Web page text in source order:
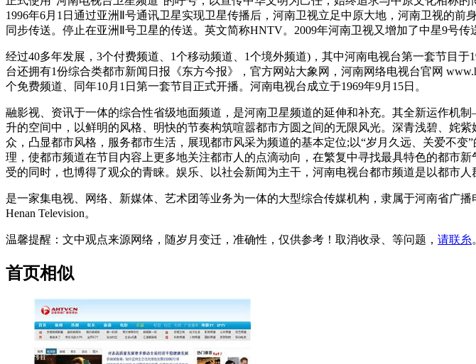
1996年6月1日通过亚洲Ⅱ号通讯卫星实现卫星传播后，河南卫视立足中原大地，河南卫视的
同步传送。停止在亚洲Ⅱ号卫星的传送。英文简称HNTV。2009年河南卫视又增加了中星9号传
经过40多年发展，3个付费频道、1个移动频道、1个境外频道)，其中河南电视台第一套节目
台还拥有1份综合类都市新闻日报《东方今报》，官方网站大象网，河南网络电视台官网
个免费频道、同年10月1日第一套节目正式开播。河南电视台成立于1969年9月15日。
融影视、资讯于一体的综合性省级地面频道，是河南卫星频道的延伸和补充。其全新运作
升的空间中，以鲜明的风格、明快的节奏构筑喧嚣都市方圆之间的无限风光。深青浅碧、姹
众，凸显都市风格，服务都市生活，展现都市风采为频道的基本定位;以“岁月久远、关爱不
理，使都市频道在节目内容上更多地关注都市人的点滴动向，在繁复中寻找最具特色的都市
受的同时，也博得了观众的青睐。娱乐、以社会新闻为主干，河南电视台都市频道是以都市人
是一家集电视、网络、新媒体、艺术团等业务为一体的大型综合传媒机构，隶属于河南省广
Henan Television。
温馨提醒 ：文中观点来源网络，随岁月变迁，准确性，仅供参考！取消收录、等问题， 请联糸
首页相似